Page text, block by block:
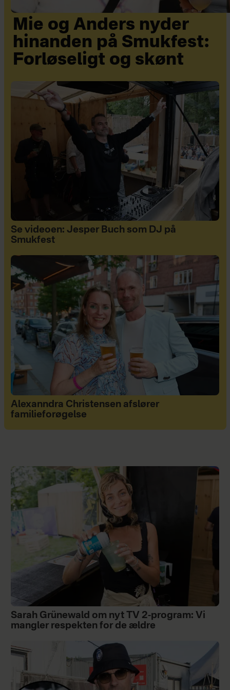
Mie og Anders nyder
hinanden på Smukfest:
Forløseligt og skønt
Se videoen: Jesper Buch som DJ på
Smukfest
Alexanndra Christensen afslører
familieforøgelse
Sarah Grünewald om nyt TV 2-program: Vi
mangler respekten for de ældre